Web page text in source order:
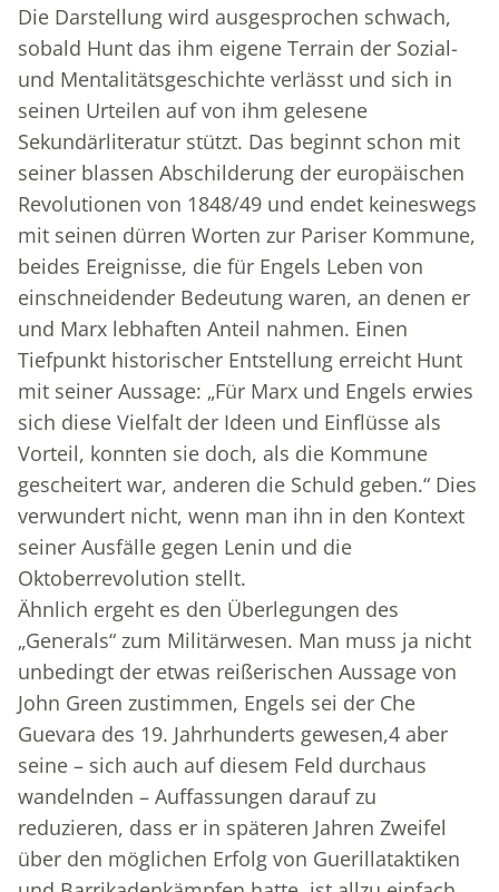
Die Darstellung wird ausgesprochen schwach,
sobald Hunt das ihm eigene Terrain der Sozial-
und Mentalitätsgeschichte verlässt und sich in
seinen Urteilen auf von ihm gelesene
Sekundärliteratur stützt. Das beginnt schon mit
seiner blassen Abschilderung der europäischen
Revolutionen von 1848/49 und endet keineswegs
mit seinen dürren Worten zur Pariser Kommune,
beides Ereignisse, die für Engels Leben von
einschneidender Bedeutung waren, an denen er
und Marx lebhaften Anteil nahmen. Einen
Tiefpunkt historischer Entstellung erreicht Hunt
mit seiner Aussage: „Für Marx und Engels erwies
sich diese Vielfalt der Ideen und Einflüsse als
Vorteil, konnten sie doch, als die Kommune
gescheitert war, anderen die Schuld geben.“ Dies
verwundert nicht, wenn man ihn in den Kontext
seiner Ausfälle gegen Lenin und die
Oktoberrevolution stellt.
Ähnlich ergeht es den Überlegungen des
„Generals“ zum Militärwesen. Man muss ja nicht
unbedingt der etwas reißerischen Aussage von
John Green zustimmen, Engels sei der Che
Guevara des 19. Jahrhunderts gewesen,4 aber
seine – sich auch auf diesem Feld durchaus
wandelnden – Auffassungen darauf zu
reduzieren, dass er in späteren Jahren Zweifel
über den möglichen Erfolg von Guerillataktiken